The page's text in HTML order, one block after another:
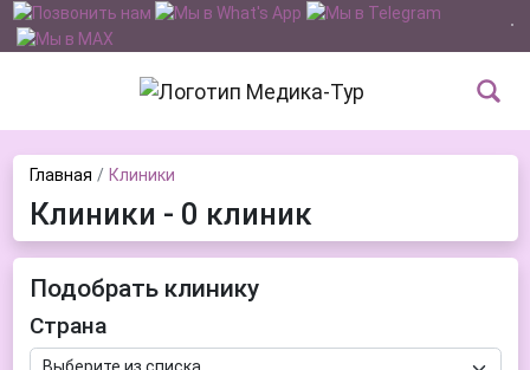
Главная Клиники
Клиники - 0 клиник
Подобрать клинику
Страна